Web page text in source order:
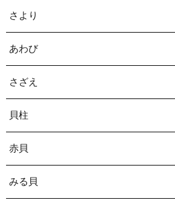
さより
あわび
さざえ
貝柱
赤貝
みる貝